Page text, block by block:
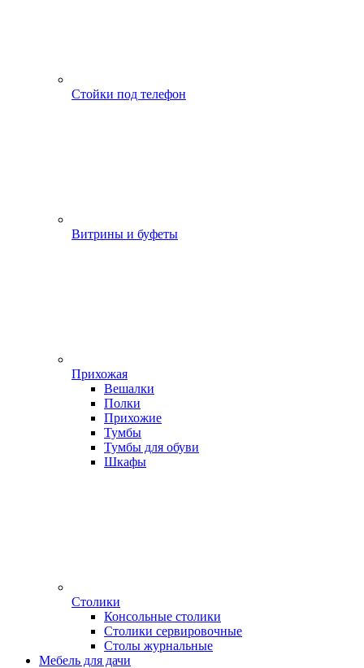
Стойки под телефон
Витрины и буфеты
Прихожая
Вешалки
Полки
Прихожие
Тумбы
Тумбы для обуви
Шкафы
Столики
Консольные столики
Столики сервировочные
Столы журнальные
Мебель для дачи